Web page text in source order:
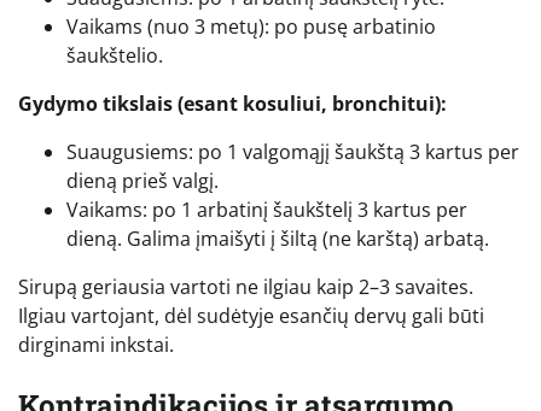
Vaikams (nuo 3 metų): po pusę arbatinio
šaukštelio.
Gydymo tikslais (esant kosuliui, bronchitui):
Suaugusiems: po 1 valgomąjį šaukštą 3 kartus per
dieną prieš valgį.
Vaikams: po 1 arbatinį šaukštelį 3 kartus per
dieną. Galima įmaišyti į šiltą (ne karštą) arbatą.
Sirupą geriausia vartoti ne ilgiau kaip 2–3 savaites.
Ilgiau vartojant, dėl sudėtyje esančių dervų gali būti
dirginami inkstai.